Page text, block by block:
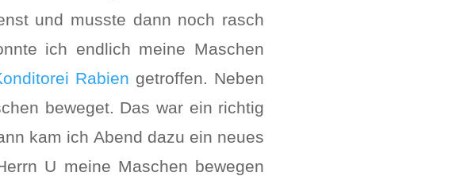
und musste dann noch rasch
ich endlich meine Maschen
Rabien getroffen. Neben
beweget. Das war ein richtig
kam ich Abend dazu ein neues
U meine Maschen bewegen